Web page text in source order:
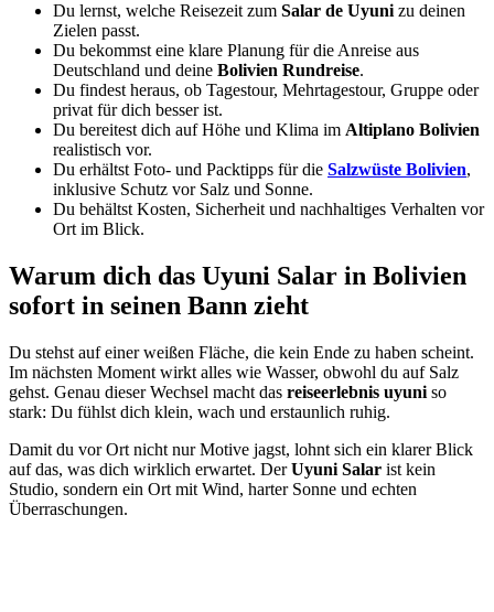
Du lernst, welche Reisezeit zum Salar de Uyuni zu deinen
Zielen passt.
Du bekommst eine klare Planung für die Anreise aus
Deutschland und deine Bolivien Rundreise.
Du findest heraus, ob Tagestour, Mehrtagestour, Gruppe oder
privat für dich besser ist.
Du bereitest dich auf Höhe und Klima im Altiplano Bolivien
realistisch vor.
Du erhältst Foto- und Packtipps für die Salzwüste Bolivien,
inklusive Schutz vor Salz und Sonne.
Du behältst Kosten, Sicherheit und nachhaltiges Verhalten vor
Ort im Blick.
Warum dich das Uyuni Salar in Bolivien
sofort in seinen Bann zieht
Du stehst auf einer weißen Fläche, die kein Ende zu haben scheint.
Im nächsten Moment wirkt alles wie Wasser, obwohl du auf Salz
gehst. Genau dieser Wechsel macht das reiseerlebnis uyuni so
stark: Du fühlst dich klein, wach und erstaunlich ruhig.
Damit du vor Ort nicht nur Motive jagst, lohnt sich ein klarer Blick
auf das, was dich wirklich erwartet. DerUyuni Salar ist kein
Studio, sondern ein Ort mit Wind, harter Sonne und echten
Überraschungen.